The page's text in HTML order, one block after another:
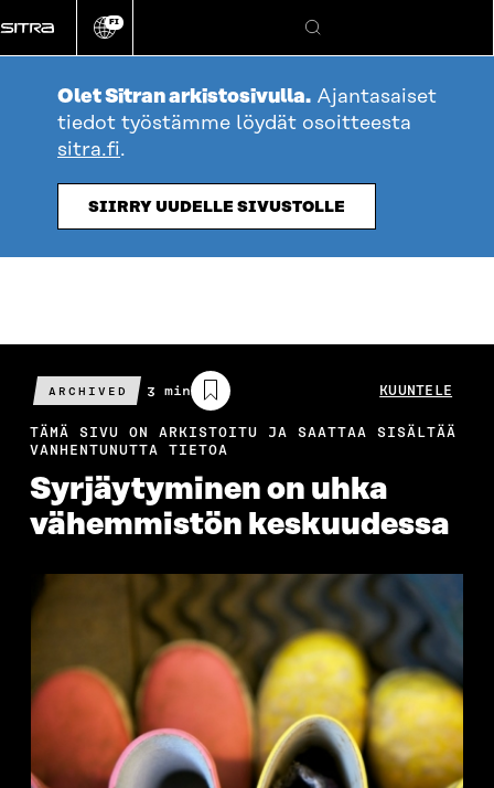
suoraan
sisältöön
Vaihda
kieli
FI
Hae
Olet Sitran arkistosivulla. Ajantasaiset
tiedot työstämme löydät osoitteesta
sitra.fi.
SIIRRY UUDELLE SIVUSTOLLE
ARCHIVED
Arvioitu
lukuaika
3 min KUUNTELE
TÄMÄ SIVU ON ARKISTOITU JA SAATTAA SISÄLTÄÄ
VANHENTUNUTTA TIETOA
Syrjäytyminen on uhka
vähemmistön keskuudessa